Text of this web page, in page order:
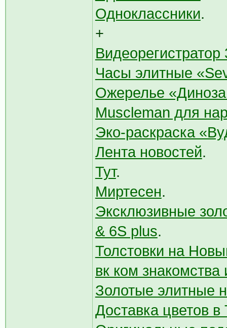
Одноклассники.
+
Часы элитные
Ожерелье
Muscleman для
Эко-раскраска
Лента новостей.
Тут.
Миртесен.
Эксклюзивные
& 6S plus.
Толстовки на
вк ком
Золотые элитные
Доставка цветов